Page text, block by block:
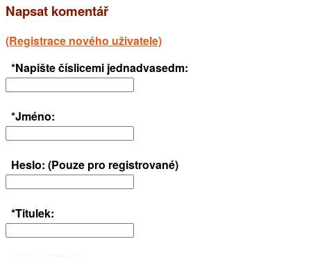
Napsat komentář
(Registrace nového uživatele)
*Napište číslicemi jednadvasedm:
*Jméno:
Heslo: (Pouze pro registrované)
*Titulek: